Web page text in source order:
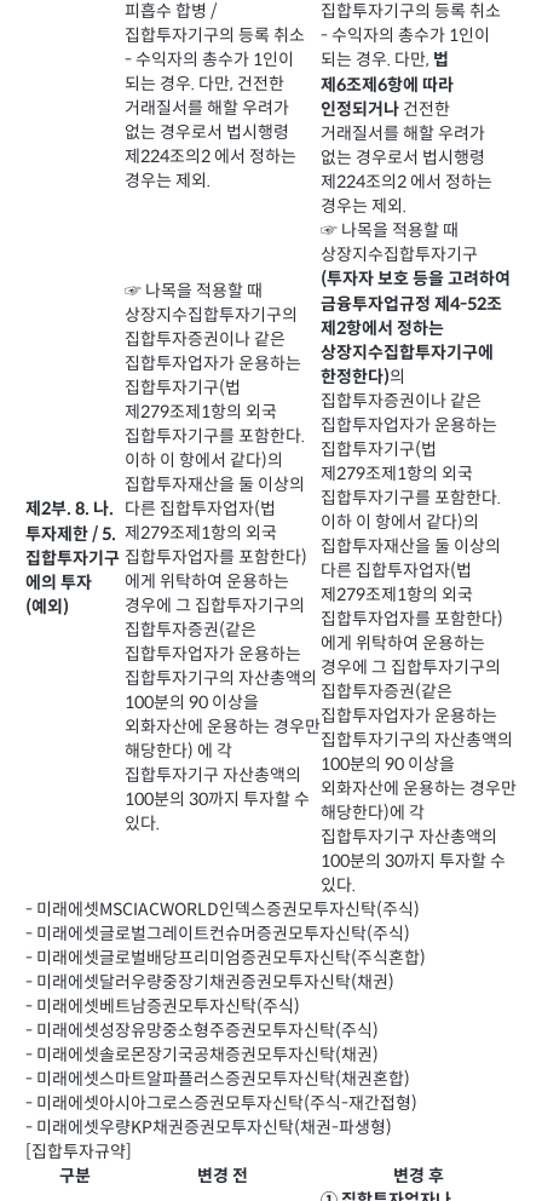
피흡수 합병 /
집합투자기구의 등록 취소
- 수익자의 총수가 1인이
되는 경우. 다만, 건전한
거래질서를 해할 우려가
없는 경우로서 법시행령
제224조의2 에서 정하는
경우는 제외.
집합투자기구의 등록 취소
- 수익자의 총수가 1인이
되는 경우. 다만, 법
제6조제6항에 따라
인정되거나 건전한
거래질서를 해할 우려가
없는 경우로서 법시행령
제224조의2 에서 정하는
경우는 제외.
제2부. 8. 나.
투자제한 / 5.
집합투자기구
에의 투자
(예외)
☞ 나목을 적용할 때
상장지수집합투자기구의
집합투자증권이나 같은
집합투자업자가 운용하는
집합투자기구(법
제279조제1항의 외국
집합투자기구를 포함한다.
이하 이 항에서 같다)의
집합투자재산을 둘 이상의
다른 집합투자업자(법
제279조제1항의 외국
집합투자업자를 포함한다)
에게 위탁하여 운용하는
경우에 그 집합투자기구의
집합투자증권(같은
집합투자업자가 운용하는
집합투자기구의 자산총액의
100분의 90 이상을
외화자산에 운용하는 경우만
해당한다) 에 각
집합투자기구 자산총액의
100분의 30까지 투자할 수
있다.
☞ 나목을 적용할 때
상장지수집합투자기구
(투자자 보호 등을 고려하여
금융투자업규정 제4-52조
제2항에서 정하는
상장지수집합투자기구에
한정한다)의
집합투자증권이나 같은
집합투자업자가 운용하는
집합투자기구(법
제279조제1항의 외국
집합투자기구를 포함한다.
이하 이 항에서 같다)의
집합투자재산을 둘 이상의
다른 집합투자업자(법
제279조제1항의 외국
집합투자업자를 포함한다)
에게 위탁하여 운용하는
경우에 그 집합투자기구의
집합투자증권(같은
집합투자업자가 운용하는
집합투자기구의 자산총액의
100분의 90 이상을
외화자산에 운용하는 경우만
해당한다)에 각
집합투자기구 자산총액의
100분의 30까지 투자할 수
있다.
- 미래에셋MSCIACWORLD인덱스증권모투자신탁(주식)
- 미래에셋글로벌그레이트컨슈머증권모투자신탁(주식)
- 미래에셋글로벌배당프리미엄증권모투자신탁(주식혼합)
- 미래에셋달러우량중장기채권증권모투자신탁(채권)
- 미래에셋베트남증권모투자신탁(주식)
- 미래에셋성장유망중소형주증권모투자신탁(주식)
- 미래에셋솔로몬장기국공채증권모투자신탁(채권)
- 미래에셋스마트알파플러스증권모투자신탁(채권혼합)
- 미래에셋아시아그로스증권모투자신탁(주식-재간접형)
- 미래에셋우량KP채권증권모투자신탁(채권-파생형)
[집합투자규약]
구분
변경 전
변경 후